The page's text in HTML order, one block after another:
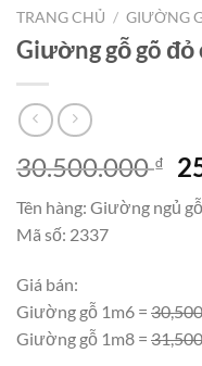
TRANG CHỦ / GIƯỜNG
Giường gỗ gõ đỏ
30.500.000₫
gốc
là:
Tên hàng: Giường ngủ
Mã số: 2337
Giá bán:
Giường gỗ 1m6 =
Giường gỗ 1m8 =